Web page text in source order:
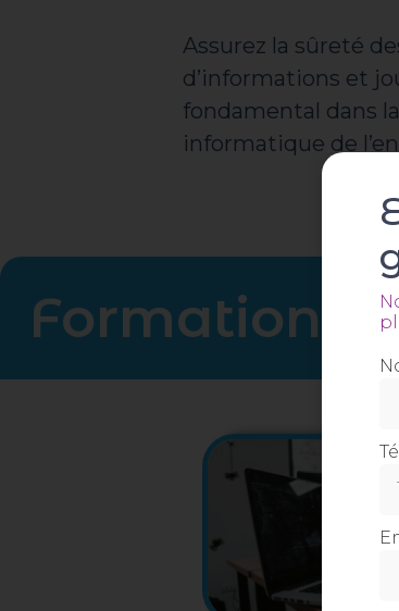
Assurez la sûreté
d’informations et
fondamental dans
informatique de
Formations